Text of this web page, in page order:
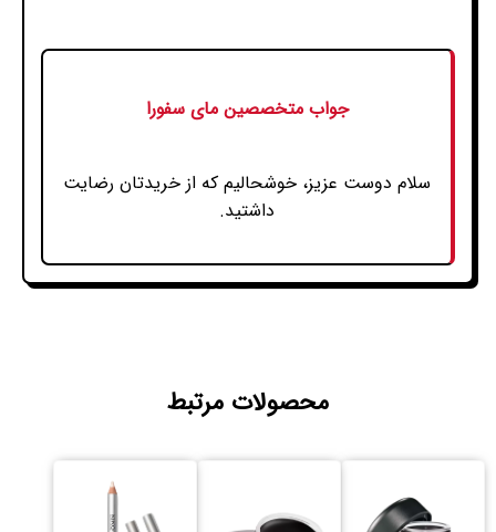
جواب متخصصین مای سفورا
سلام دوست عزیز، خوشحالیم که از خریدتان رضایت
داشتید.
محصولات مرتبط